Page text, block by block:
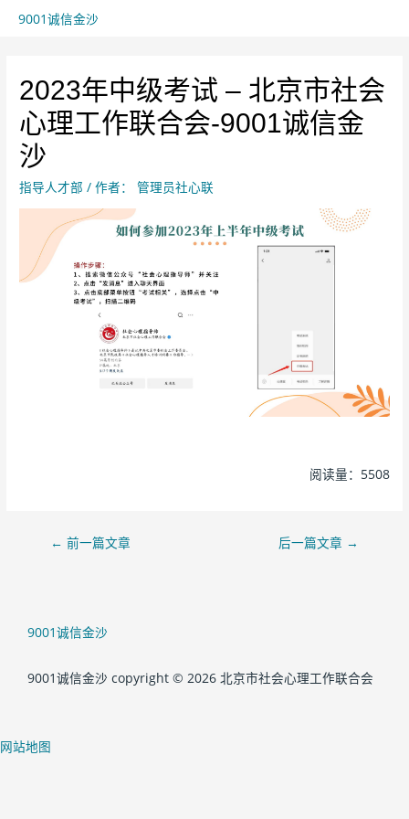
9001诚信金沙
2023年中级考试 – 北京市社会
心理工作联合会-9001诚信金
沙
指导人才部 / 作者： 管理员社心联
阅读量：5508
← 前一篇文章 后一篇文章 →
9001诚信金沙
9001诚信金沙 copyright © 2026 北京市社会心理工作联合会
网站地图